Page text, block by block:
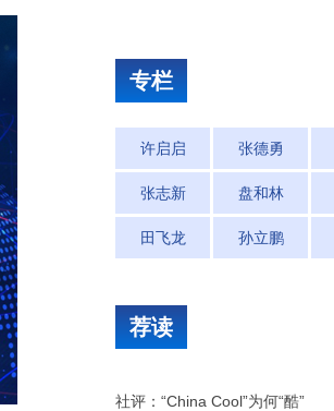
专栏
许启启 张德勇
张志新 盘和林
田飞龙 孙立鹏
荐读
社评：“China Cool”为何“酷”